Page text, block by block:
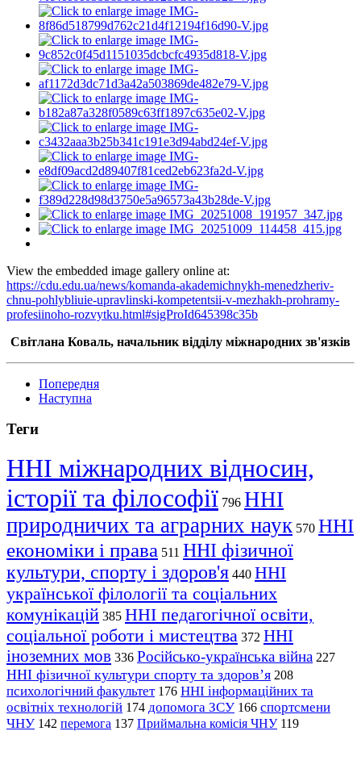
View the embedded image gallery online at:
https://cdu.edu.ua/news/komanda-akademichnykh-menedzheriv-
chnu-pohlybliuie-upravlinski-kompetentsii-v-mezhakh-prohramy-
profesiinoho-rozvytku.html#sigProId645398c35b
Світлана Коваль, начальник відділу міжнародних зв'язків
Попередня
Наступна
Теги
ННІ міжнародних відносин,
історії та філософії 796 ННІ
природничих та аграрних наук 570 ННІ
економіки і права 511 ННІ фізичної
культури, спорту і здоров'я 440 ННІ
української філології та соціальних
комунікацій 385 ННІ педагогічної освіти,
соціальної роботи і мистецтва 372 ННІ
іноземних мов 336 Російсько-українська війна 227
ННІ фізичної культури спорту та здоров’я 208
психологічний факультет 176 ННІ інформаційних та
освітніх технологій 174 допомога ЗСУ 166 спортсмени
ЧНУ 142 перемога 137 Приймальна комісія ЧНУ 119